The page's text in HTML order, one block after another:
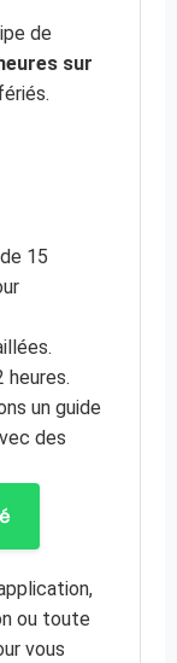
de
sur
15
heures.
un guide
des
ou toute
vous